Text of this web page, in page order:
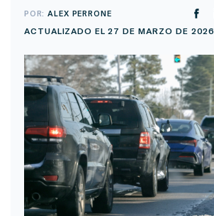
POR:ALEX PERRONE
ACTUALIZADO EL 27 DE MARZO DE 2026.